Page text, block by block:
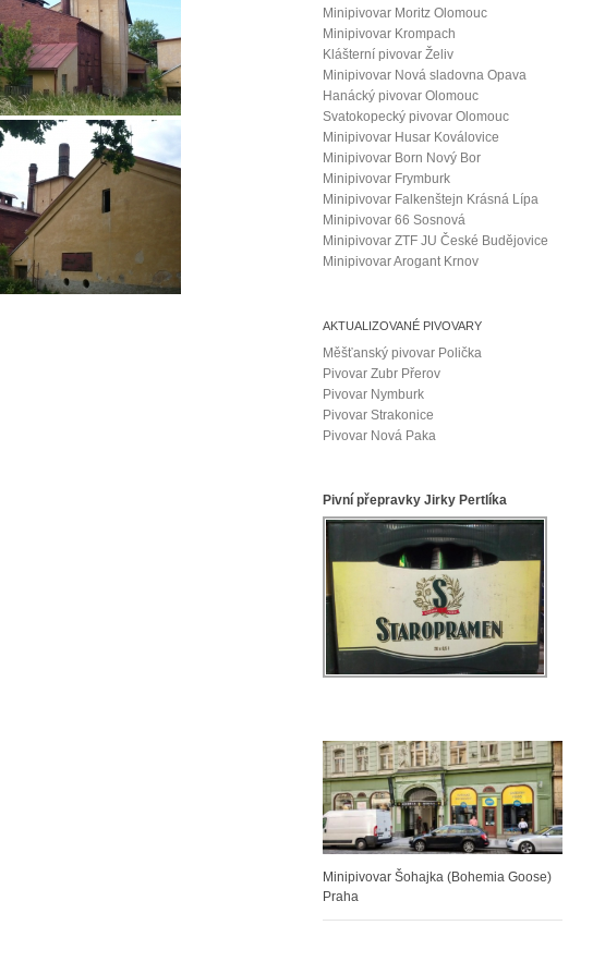
Minipivovar Moritz Olomouc
Minipivovar Krompach
Klášterní pivovar Želiv
Minipivovar Nová sladovna Opava
Hanácký pivovar Olomouc
Svatokopecký pivovar Olomouc
Minipivovar Husar Koválovice
Minipivovar Born Nový Bor
Minipivovar Frymburk
Minipivovar Falkenštejn Krásná Lípa
Minipivovar 66 Sosnová
Minipivovar ZTF JU České Budějovice
Minipivovar Arogant Krnov
AKTUALIZOVANÉ PIVOVARY
Měšťanský pivovar Polička
Pivovar Zubr Přerov
Pivovar Nymburk
Pivovar Strakonice
Pivovar Nová Paka
Pivní přepravky Jirky Pertlíka
Minipivovar Šohajka (Bohemia Goose)
Praha